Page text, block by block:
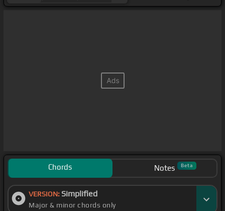
Chords Notes Beta
VERSION: Simplified
Major & minor chords only